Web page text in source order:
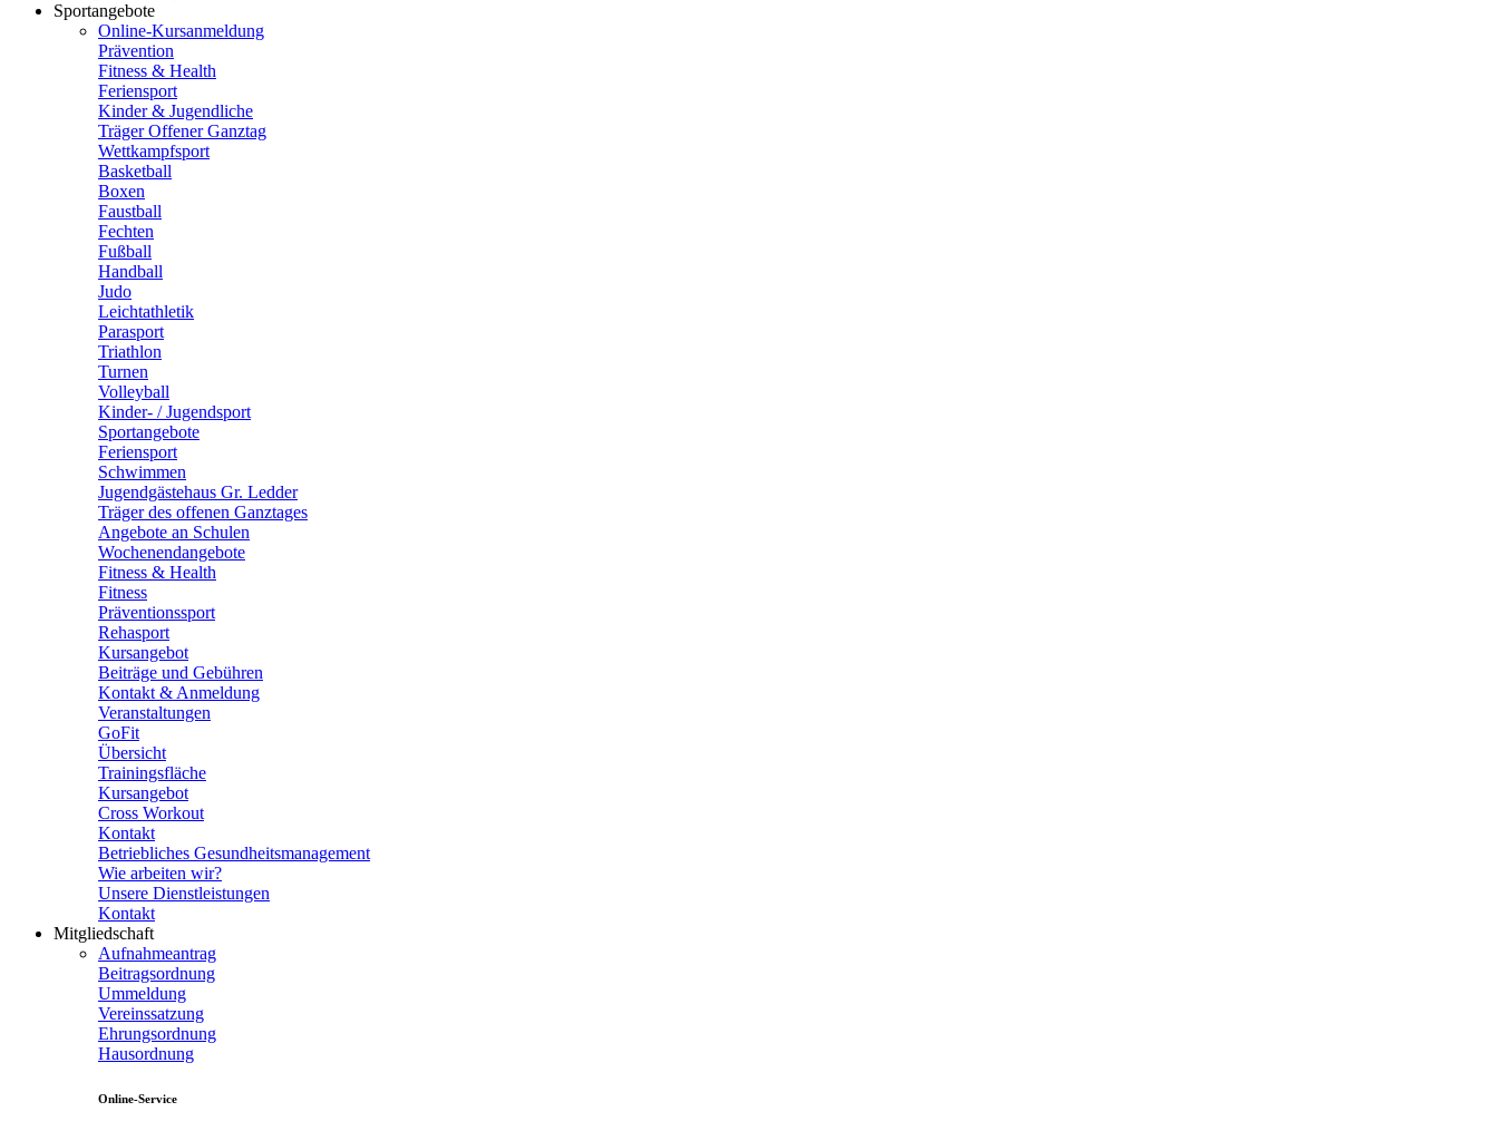
Sportangebote
Online-Kursanmeldung
Prävention
Fitness & Health
Feriensport
Kinder & Jugendliche
Träger Offener Ganztag
Wettkampfsport
Basketball
Boxen
Faustball
Fechten
Fußball
Handball
Judo
Leichtathletik
Parasport
Triathlon
Turnen
Volleyball
Kinder- / Jugendsport
Sportangebote
Feriensport
Schwimmen
Jugendgästehaus Gr. Ledder
Träger des offenen Ganztages
Angebote an Schulen
Wochenendangebote
Fitness & Health
Fitness
Präventionssport
Rehasport
Kursangebot
Beiträge und Gebühren
Kontakt & Anmeldung
Veranstaltungen
GoFit
Übersicht
Trainingsfläche
Kursangebot
Cross Workout
Kontakt
Betriebliches Gesundheitsmanagement
Wie arbeiten wir?
Unsere Dienstleistungen
Kontakt
Mitgliedschaft
Aufnahmeantrag
Beitragsordnung
Ummeldung
Vereinssatzung
Ehrungsordnung
Hausordnung
Online-Service